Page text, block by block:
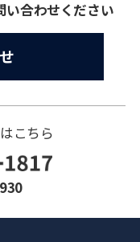
い合わせください
こちら